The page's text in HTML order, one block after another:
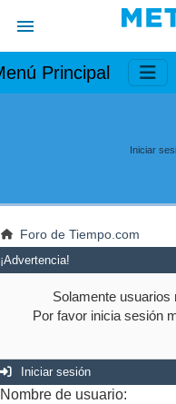
Principal
Iniciar
Foro de Tiempo.com
¡Advertencia!
Solamente
Por favor inicia sesión
Iniciar sesión
Nombre de usuario: